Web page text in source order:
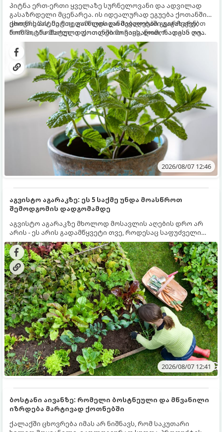
პიტნა ერთ-ერთი ყველაზე სურნელოვანი და ადვილად
გასაზრდელი მცენარეა. ის იდეალურად ეგუება ქოთანში
ცხოვრებას, მეტიც, გამოცდილი მებაღეები გვირჩევენ,
რომ პიტნა მხოლოდ ქოთანში მოვიყვანოთ, რადგან ღია
გრუნტში (ბაღში) დარგვისას ის ფესვებით ძალიან
სწრაფად ვრცელდება და სხვა მცენარეებს ავიწროებს.
ქოთნის პიტნა მთელი წლის განმავლობაში გაგახარებთ
ნორჩი, არომატული ფოთლებით ჩაის, ლიმონათისა თუ
კერძებისთვის.
2026/08/07 12:46
აგვისტო აგარაკზე: ეს 5 საქმე უნდა მოასწროთ
შემოდგომის დადგომამდე
აგვისტო აგარაკზე მხოლოდ მოსავლის აღების დრო არ
არის - ეს არის გადამწყვეტი თვე, როდესაც საფუძველი
ეყრება მომავალი წლის მოსავალს და ბაღი მზადდება
შემოდგომა-ზამთრის სეზონისთვის. იმისათვის, რომ
ნიადაგმა ენერგია აღიდგინოს, ხოლო მცენარეებმა
ზამთარს გაუძლონ, აგვისტოს ბოლომდე 5
მნიშვნელოვანი საქმის გაკეთება უნდა მოასწროთ:
2026/08/07 12:41
ბოსტანი აივანზე: რომელი ბოსტნეული და მწვანილი
იზრდება მარტივად ქოთნებში
ქალაქში ცხოვრება იმას არ ნიშნავს, რომ საკუთარი